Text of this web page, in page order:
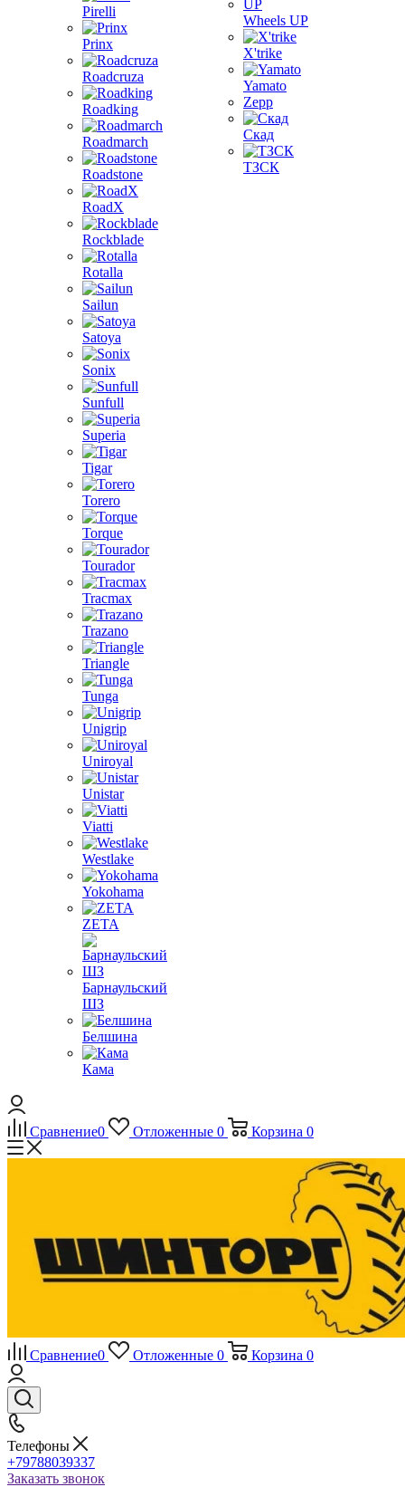
Pirelli
Prinx
Roadcruza
Roadking
Roadmarch
Roadstone
RoadX
Rockblade
Rotalla
Sailun
Satoya
Sonix
Sunfull
Superia
Tigar
Torero
Torque
Tourador
Tracmax
Trazano
Triangle
Tunga
Unigrip
Uniroyal
Unistar
Viatti
Westlake
Yokohama
ZETA
Барнаульский
ШЗ
Белшина
Кама
Wheels UP
X'trike
Yamato
Zepp
Скад
ТЗСК
Сравнение0 Отложенные 0 Корзина 0
Сравнение0 Отложенные 0 Корзина 0
Телефоны
+79788039337
Заказать звонок